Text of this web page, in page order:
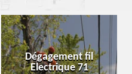
Dégagement fil
Electrique 71